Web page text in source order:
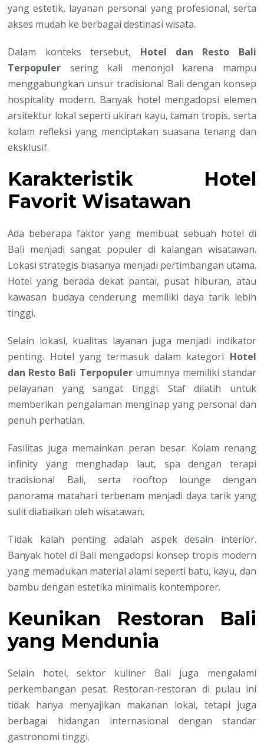
yang estetik, layanan personal yang profesional, serta
akses mudah ke berbagai destinasi wisata.
Dalam konteks tersebut, Hotel dan Resto Bali
Terpopuler sering kali menonjol karena mampu
menggabungkan unsur tradisional Bali dengan konsep
hospitality modern. Banyak hotel mengadopsi elemen
arsitektur lokal seperti ukiran kayu, taman tropis, serta
kolam refleksi yang menciptakan suasana tenang dan
eksklusif.
Karakteristik Hotel
Favorit Wisatawan
Ada beberapa faktor yang membuat sebuah hotel di
Bali menjadi sangat populer di kalangan wisatawan.
Lokasi strategis biasanya menjadi pertimbangan utama.
Hotel yang berada dekat pantai, pusat hiburan, atau
kawasan budaya cenderung memiliki daya tarik lebih
tinggi.
Selain lokasi, kualitas layanan juga menjadi indikator
penting. Hotel yang termasuk dalam kategori Hotel
dan Resto Bali Terpopulerumumnya memiliki standar
pelayanan yang sangat tinggi. Staf dilatih untuk
memberikan pengalaman menginap yang personal dan
penuh perhatian.
Fasilitas juga memainkan peran besar. Kolam renang
infinity yang menghadap laut, spa dengan terapi
tradisional Bali, serta rooftop lounge dengan
panorama matahari terbenam menjadi daya tarik yang
sulit diabaikan oleh wisatawan.
Tidak kalah penting adalah aspek desain interior.
Banyak hotel di Bali mengadopsi konsep tropis modern
yang memadukan material alami seperti batu, kayu, dan
bambu dengan estetika minimalis kontemporer.
Keunikan Restoran Bali
yang Mendunia
Selain hotel, sektor kuliner Bali juga mengalami
perkembangan pesat. Restoran-restoran di pulau ini
tidak hanya menyajikan makanan lokal, tetapi juga
berbagai hidangan internasional dengan standar
gastronomi tinggi.